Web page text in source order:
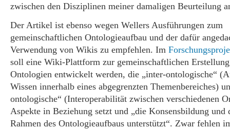
zwischen den Disziplinen meiner damaligen Beurteilung
Der Artikel ist ebenso wegen Wellers Ausführungen zum
gemeinschaftlichen Ontologieaufbau und der dafür
Verwendung von Wikis zu empfehlen. Im
soll eine Wiki-Plattform zur gemeinschaftlichen
Ontologien entwickelt werden, die „inter-ontologische“
Wissen innerhalb eines abgegrenzten Themenbereiches)
ontologische“ (Interoperabilität zwischen verschiedenen
Aspekte in Beziehung setzt und „die Konsensbildung und
Rahmen des Ontologieaufbaus unterstützt“. Zwar fehlen